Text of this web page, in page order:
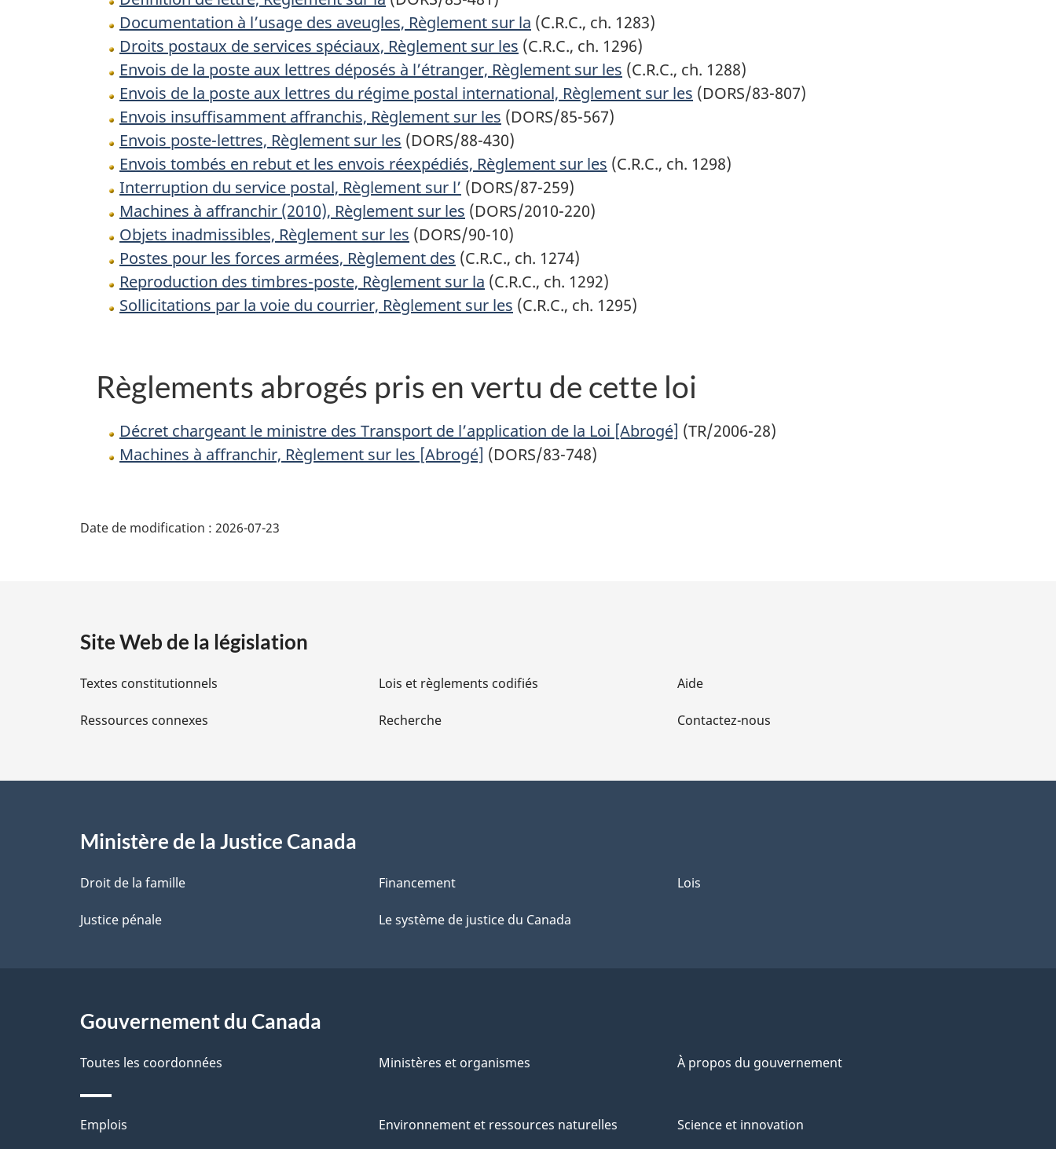
Documentation à l’usage des aveugles, Règlement sur la (C.R.C., ch. 1283)
Droits postaux de services spéciaux, Règlement sur les (C.R.C., ch. 1296)
Envois de la poste aux lettres déposés à l’étranger, Règlement sur les (C.R.C., ch. 1288)
Envois de la poste aux lettres du régime postal international, Règlement sur les (DORS/83-807)
Envois insuffisamment affranchis, Règlement sur les (DORS/85-567)
Envois poste-lettres, Règlement sur les (DORS/88-430)
Envois tombés en rebut et les envois réexpédiés, Règlement sur les (C.R.C., ch. 1298)
Interruption du service postal, Règlement sur l’ (DORS/87-259)
Machines à affranchir (2010), Règlement sur les (DORS/2010-220)
Objets inadmissibles, Règlement sur les (DORS/90-10)
Postes pour les forces armées, Règlement des (C.R.C., ch. 1274)
Reproduction des timbres-poste, Règlement sur la (C.R.C., ch. 1292)
Sollicitations par la voie du courrier, Règlement sur les (C.R.C., ch. 1295)
Règlements abrogés pris en vertu de cette loi
Décret chargeant le ministre des Transport de l’application de la Loi [Abrogé] (TR/2006-28)
Machines à affranchir, Règlement sur les [Abrogé] (DORS/83-748)
i
l
s
l
a
p
e
Date de modification : 2026-07-23
Site Web de la législation
Textes constitutionnels
Ressources connexes
Lois et règlements codifiés
Recherche
Aide
Contactez-nous
Ministère de la Justice Canada
Droit de la famille
Justice pénale
Financement
Le système de justice du Canada
Lois
Gouvernement du Canada
Toutes les coordonnées Ministères et organismes À propos du gouvernement
Thèmes
Emplois Environnement et ressources naturelles Science et innovation